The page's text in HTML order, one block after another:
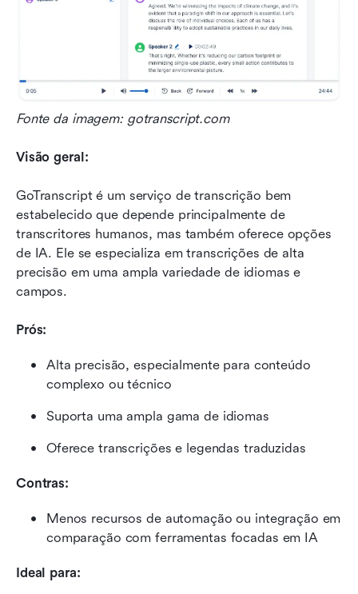
Fonte da imagem: gotranscript.com
Visão geral:
GoTranscript é um serviço de transcrição bem
estabelecido que depende principalmente de
transcritores humanos, mas também oferece opções
de IA. Ele se especializa em transcrições de alta
precisão em uma ampla variedade de idiomas e
campos.
Prós:
Alta precisão, especialmente para conteúdo
complexo ou técnico
Suporta uma ampla gama de idiomas
Oferece transcrições e legendas traduzidas
Contras:
Menos recursos de automação ou integração em
comparação com ferramentas focadas em IA
Ideal para: